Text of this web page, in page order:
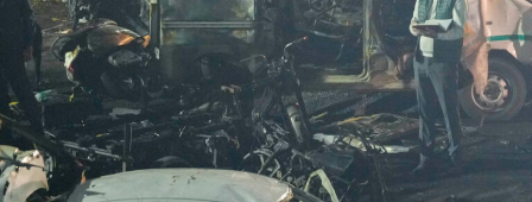
സ്വീകരിക്കാത്തതാണ് കോടതിയുടെ വിധിന്യായത്തില്‍
എടുത്ത് പറയുന്നത്.